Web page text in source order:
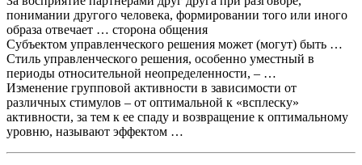
понимании другого человека, формировании того или иного
образа отвечает … сторона общения
Субъектом управленческого решения может (могут) быть …
Стиль управленческого решения, особенно уместный в
периоды относительной неопределенности, – …
Изменение групповой активности в зависимости от
различных стимулов – от оптимальной к «всплеску»
активности, за тем к ее спаду и возвращение к оптимальному
уровню, называют эффектом …